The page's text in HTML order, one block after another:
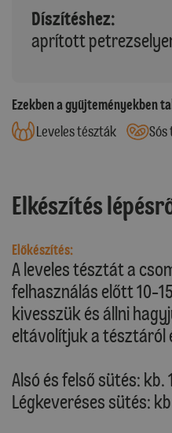
Díszítéshez:
aprított
Ezekben a gyűjteményekben
Leveles tészták
Elkészítés
Előkészítés:
A leveles tésztát a
felhasználás előtt 10-
kivesszük és állni
eltávolítjuk a tésztáról
Alsó és felső sütés: kb.
Légkeveréses sütés: